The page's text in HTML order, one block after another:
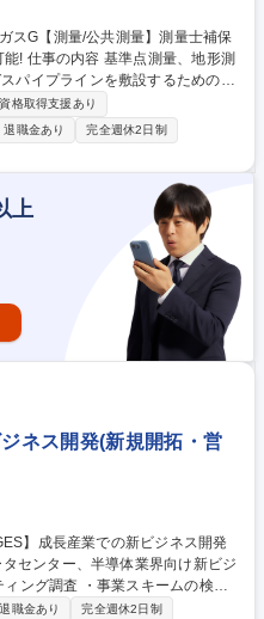
形測
パイプラインを敷設するための基
ートナー企業としてガス管の配管
る沈下測量、導管網拡張に伴う供
雨等の気候変動により増加する水
頼に基づき水の影響を受けないグ
っています。今後、公共案件拡大
18時前退社可能!
資格取得支援あり
退職金あり
完全週休2日制
上
ネス開発(新規開拓・営
ング調査 ・事業スキームの検
退職金あり
完全週休2日制